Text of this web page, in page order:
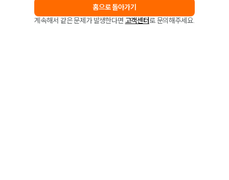
홈으로 돌아가기
계속해서 같은 문제가 발생한다면 고객센터로 문의해주세요.